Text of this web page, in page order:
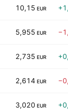
10,15 EUR
5,955 EUR
2,735 EUR
2,614 EUR
3,020 EUR